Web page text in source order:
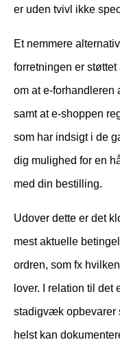
er uden tvivl ikke
Et nemmere
forretningen er
om at e-
samt at e-shoppen
som har indsigt i de
dig mulighed for en
med din bestilling.
Udover dette er det
mest aktuelle
ordren, som fx
lover. I relation til det
stadigvæk opbevarer
helst kan